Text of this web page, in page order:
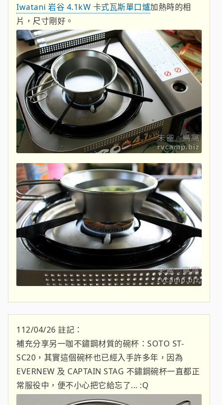
Iwatani 岩谷 4.1kW 卡式瓦斯單口爐加熱時的相
片，尺寸剛好。
112/04/26 註記：
補充分享另一咖不鏽鋼材質的碗杯：SOTO ST-
SC20，其實這個碗杯也已經入手許多年，因為
EVERNEW 及 CAPTAIN STAG 不鏽鋼碗杯一直都正
常服役中，便不小心把它給忘了... :Q